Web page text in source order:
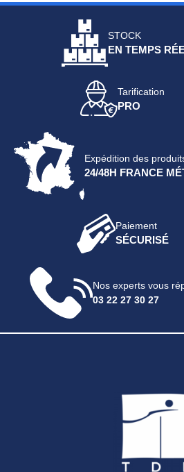
STOCK
EN TEMPS
Tarification
PRO
Expédition des
24/48H FRANCE
Paiement
SÉCURISÉ
Nos experts vous
03 22 27 30 27